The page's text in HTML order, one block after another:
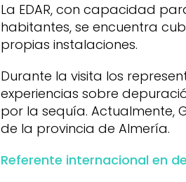
La EDAR, con capacidad
habitantes, se encuentra
propias instalaciones.
Durante la visita los
experiencias sobre
por la sequía. Actualmente,
de la provincia de Almería.
Referente internacional en